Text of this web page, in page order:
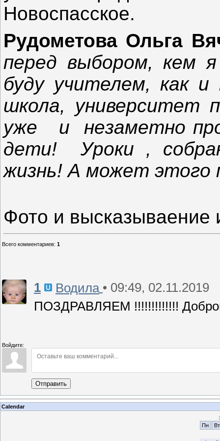
Новоспасское.
Рудометова Ольга
перед выбором, кем
буду учителем, как
школа, университет
уже и незаметно
дети! Уроки ,
жизнь! А может этого
Фото и высказываение
Всего комментариев: 1
1 Водила • 09:49, 02.11.2019
ПОЗДРАВЛЯЕМ !!!!!!!!!!!!!
Войдите:
Отправить
Calendar
Пн
Вт